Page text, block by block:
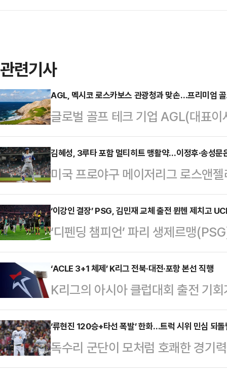
관련기사
AGL, 멕시코 로스카보스 관광청과 맞손…프리미엄
글로벌 골프 테크 기업 AGL(대표
로 손꼽히는 멕시코 로스카보스와
구 본사에서 멕시코 로스카보스 관
를 위한 업무협약(MOU)을 체결했
순 부사장과 로드리고 에스폰다
을 비롯한 양측 주요 관계자들이 참
핵심은 AGL이 운영하는 세계적인
BOOKING)…
김혜성, 3루타 포함 멀티히트 맹활약…이정후·송성문
미국 프로야구 메이저리그 로스앤
첫 3루타 포함 멀티히트(1경기 2안
탰다.김혜성은 7일(한국시각) 미국
2026 메이저리그(MLB) 휴스턴 애
수로 선발 출전해 5타수 2안타 1득
성한 김혜성의 시즌 타율은 0.314
물러난 김혜성은 팀이 9-1로 크게
방…
‘이강인 결장’ PSG, 김민재 교체 출전 뮌헨 제치고
‘디펜딩 챔피언’ 파리 생제르맹
년 연속 유럽축구연맹(UEFA) 챔
이스 엔리케 감독이 이끄는 PSG는
리안츠 아레나에서 열린 2025-26
뮌헨과 1-1 무승부를 기록했다.지
리했던 PSG는 합산 점수 6-5로 뮌
는 전날 아틀레티코 마드리드(스
‘ACLE 3+1 체제’ K리그 전북·대전·포항 본선 직행
K리그의 아시아 클럽대회 출전 기
(AFC)이 대회 규모를 키우면서 K
를 누빈다.AFC는 지난달 29일 집
피언스리그 엘리트(ACLE)’ 본선
로 확대하기로 최종 확정했다. 이에
‘류현진 120승+타선 폭발’ 한화…트럭 시위 민심 되돌
독수리 군단이 모처럼 호쾌한 경기
한화 이글스는 6일 광주-기아 챔피